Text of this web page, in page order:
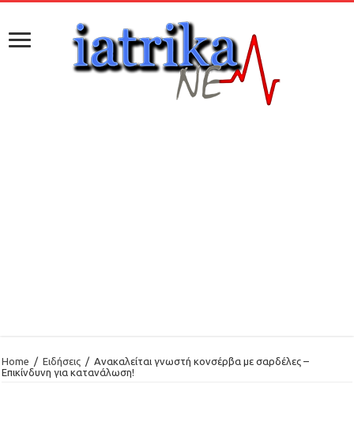
Home / Ειδήσεις / Ανακαλείται γνωστή κονσέρβα με σαρδέλες –
Επικίνδυνη για κατανάλωση!